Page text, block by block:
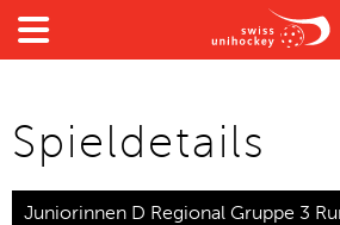

Spieldetails
Juniorinnen D Regional Gruppe 3